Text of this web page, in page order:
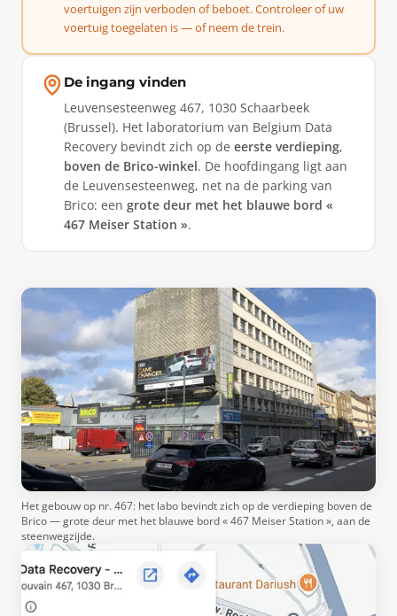
voertuigen zijn verboden of beboet. Controleer of uw
voertuig toegelaten is — of neem de trein.
De ingang vinden
Leuvensesteenweg 467, 1030 Schaarbeek
(Brussel). Het laboratorium van Belgium Data
Recovery bevindt zich op de eerste verdieping,
boven de Brico-winkel. De hoofdingang ligt aan
de Leuvensesteenweg, net na de parking van
Brico: een grote deur met het blauwe bord «
467 Meiser Station ».
Het gebouw op nr. 467: het labo bevindt zich op de verdieping boven de
Brico — grote deur met het blauwe bord « 467 Meiser Station », aan de
steenwegzijde.